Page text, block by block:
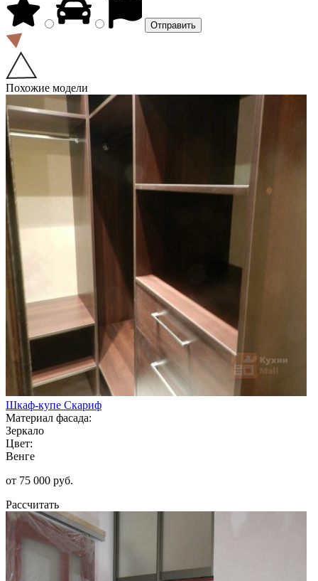
Похожие модели
Шкаф-купе Скариф
Материал фасада:
Зеркало
Цвет:
Венге
от 75 000 руб.
Рассчитать